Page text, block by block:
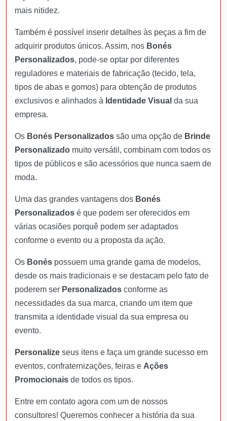
mais nitidez.
Também é possível inserir detalhes às peças a fim de
adquirir produtos únicos. Assim, nos Bonés
Personalizados, pode-se optar por diferentes
reguladores e materiais de fabricação (tecido, tela,
tipos de abas e gomos) para obtenção de produtos
exclusivos e alinhados à Identidade Visual da sua
empresa.
Os Bonés Personalizados são uma opção de Brinde
Personalizado muito versátil, combinam com todos os
tipos de públicos e são acessórios que nunca saem de
moda.
Uma das grandes vantagens dos Bonés
Personalizados é que podem ser oferecidos em
várias ocasiões porquê podem ser adaptados
conforme o evento ou a proposta da ação.
Os Bonés possuem uma grande gama de modelos,
desde os mais tradicionais e se destacam pelo fato de
poderem ser Personalizados conforme as
necessidades da sua marca, criando um item que
transmita a identidade visual da sua empresa ou
evento.
Personalize seus itens e faça um grande sucesso em
eventos, confraternizações, feiras e Ações
Promocionais de todos os tipos.
Entre em contato agora com um de nossos
consultores! Queremos conhecer a história da sua